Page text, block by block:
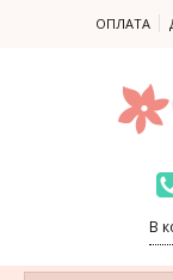
ОПЛАТА
В